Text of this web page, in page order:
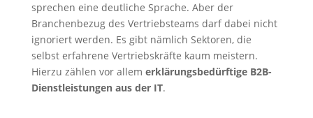
sprechen eine deutliche Sprache. Aber der
Branchenbezug des Vertriebsteams darf dabei nicht
ignoriert werden. Es gibt nämlich Sektoren, die
selbst erfahrene Vertriebskräfte kaum meistern.
Hierzu zählen vor allem erklärungsbedürftige B2B-
Dienstleistungen aus der IT.